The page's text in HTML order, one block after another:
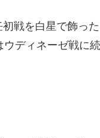
戦を白星で飾っ
ディネーゼ戦に